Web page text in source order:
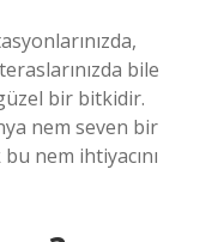
bile
bir bitkidir.
nem seven bir
nem ihtiyacını